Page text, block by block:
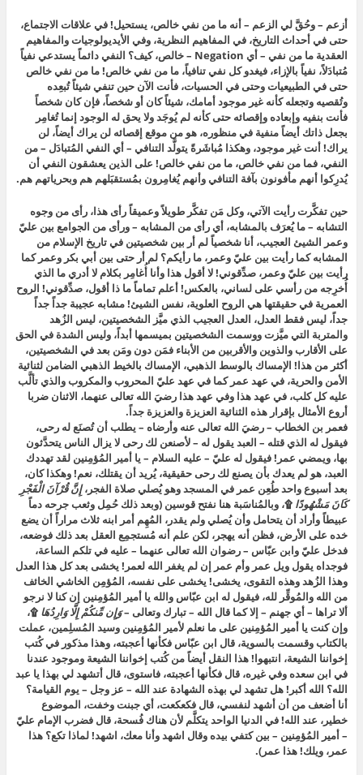
أزعم – وحُقَّ لي الزعم – أنه ما من نفي خالص، يستحيل! في علاقات الاجتماع،
حتى في أحداث التاريخ، في المفاهيم النظرية، وفي الأيديولوجيات والمفاهيم
العقدية ما من نفي – أي Negation – خالص، كيف؟ النفي دائماً يستدعي نفياً
مُتبادَلاً، نفياً بالإزاء، فيغدو كل نفي تنافياً، ما من نفي خالص! ما من نفي خالص
حتى في الطبيعيات وحتى في الحسيات، فأنت الآن حين تنفي شيئاً تُبعِده
وتُقصيه وتجعله كأنه غير موجود أمامك، شيئاً كان أو شخصاً، فإن كان شخصاً
فأنت بنفيه وإبعاده وإقصائه حتى كأنه لم يُوجَد ولا يحق له الوجود إنما تُغامِر
بجعل ذاتك أيضاً منفية في منظوره، هو من موقع إقصائه لن يراك أيضاً، لن
يراك! أنت غير موجود، وهكذا مُباشَرةً يتولَّد التنافي – أي النفي المُتبادَل – من
النفي، فما من نفي خالص، ما من نفي خالص! على الذين يعشقون النفي أن
يُدرِكوا أنهم مأفونون بآفة التنافي وأنهم يُغامِرون بمُستقبَلهم هم وبحرياتهم هم.
حين تفكَّرت رأيت الآتي، وكل مَن تفكَّر طويلاً وعميقاً رأى هذا، رأى من وجوه
التشابه – ما يُعرَف بالمشابه، أي رأى من المشابه – ورأى من الجوامع بين عليّ
وعمر الشيئ العجيب، أنا شخصياً لم أر بين شخصيتين في تاريخ الإسلام من
المشابه كما رأيت بين عليّ وعمر، ما رأيكم؟ لم أر حتى بين أبي بكر وعمر كما
رأيت بين عليّ وعمر، صدِّقوني! لا أقول هذا وأنا أُغامِر بكلام لا أدري ما الذي
أُخرِجه من رأسي على لساني، بالعكس! أعلم تماماً ما ذا أقول، صدِّقوني! الروح
العمرية في حقيقتها هي الروح العلوية، نفس الشيئ! مشابه عجيبة جداً جداً
جداً، ليس فقط العدل، العدل العجيب الذي ميَّز الشخصيتين، ليس الزُهد
والمتربة التي ميَّزت ووسمت الشخصيتين بميسمها أبداً، وليس الشدة في الحق
على الأقارب والذوين والأقربين من الأبناء فمَن دون ومَن بعد في الشخصيتين،
أكثر من هذا! الإمساك بالوسط الذهبي، الإمساك بالخيط الذهبي الضامن لثنائية
الأمن والحرية، في عهد عمر كما في عهد عليّ المحروب والمكروب والذي تألَّب
عليه كل كلب، في عهد هذا وفي عهد هذا رضيَ الله تعالى عنهما، الاثنان ضربا
أروع الأمثال بإقرار هذه الثنائية العزيزة والعزيزة جداً.
فعمر بن الخطاب – رضيَ الله تعالى عنه وأرضاه – يطلب أن تُصنَع له رحى،
فيقول له الذي قتله – العبد يقول له – لأصنعن لك رحى لا يزال الناس يتحدَّثون
بها، ويمضي عمر! فيقول له عليّ – عليه السلام – يا أمير المُؤمِنين لقد تهددك
العبد، هو لم يعدك بأن يصنع لك رحى حقيقية، يُريد أن يقتلك، نعم! وهكذا كان،
بعد أسبوع واحد طُعِن عمر في المسجد وهو يُصلي صلاة الفجر، إِنَّ قُرْآنَ الْفَجْرِ
كَانَ مَشْهُودًا ۩، وبالمُناسَبة هنا نفتح قوسين (وبعد ذلك حُمِل وثعب جرحه دماً
عبيطاً وأراد أن يتحامل وأن يُصلي ولم يقدر، المُهِم أمر ابنه ثلاث مراراً أن يضع
خده على الأرض، فظن أنه يهجر، لكن علم أنه مُستجمِع العقل بعد ذلك فوضعه،
فدخل عليّ وابن عبّاس – رضوان الله تعالى عنهما – عليه في تلكم الساعة،
فوجداه يقول ويل عمر وأم عمر إن لم يغفر الله لعمر! يخشى بعد كل هذا العدل
وهذا الزُهد وهذه التقوى، يخشى! يخشى على نفسه، المُؤمِن الخاشي الخائف
من الله والمُوقِّر لله، فيقول له ابن عبّاس والله يا أمير المُؤمِنين إن كنا لا نرجو
ألا تراها – أي جهنم – إلا كما قال الله – تبارك وتعالى –وَإِن مِّنكُمْ إِلَّا وَارِدُهَا ۩،
وإن كنت يا أمير المُؤمِنين على ما نعلم لأمير المُؤمِنين وسيد المُسلِمين، عملت
بالكتاب وقسمت بالسوية، قال ابن عبّاس فكأنها أعجبته، وهذا مذكور في كُتب
إخواننا الشيعة، انتبهوا! هذا النقل أيضاً من كُتب إخواننا الشيعة وموجود عندنا
في ابن سعده وفي غيره، قال فكأنها أعجبته، فاستوى، قال أتشهد لي بهذا يا عبد
الله؟ الله أكبر! هل تشهد لي بهذه الشهادة عند الله – عز وجل – يوم القيامة؟
أنا أضعف من أن أشهد لنفسي، قال فكعكعت، أي جبنت وخفت، الموضوع
خطير، عند الله! في الدنيا الواحد يتكلَّم لأن هناك فُسحة، قال فضرب الإمام عليّ
– أمير المُؤمِنين – بين كتفي بيده وقال اشهد وأنا معك، اشهد! لماذا تكع؟ هذا
عمر، ويلك! هذا عمر).